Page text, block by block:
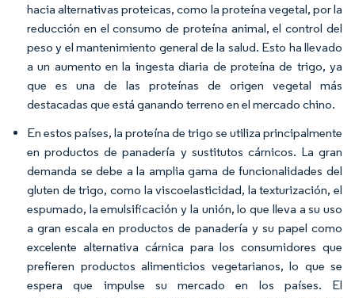
hacia alternativas proteicas, como la proteína vegetal, por la
reducción en el consumo de proteína animal, el control del
peso y el mantenimiento general de la salud. Esto ha llevado
a un aumento en la ingesta diaria de proteína de trigo, ya
que es una de las proteínas de origen vegetal más
destacadas que está ganando terreno en el mercado chino.
En estos países, la proteína de trigo se utiliza principalmente
en productos de panadería y sustitutos cárnicos. La gran
demanda se debe a la amplia gama de funcionalidades del
gluten de trigo, como la viscoelasticidad, la texturización, el
espumado, la emulsificación y la unión, lo que lleva a su uso
a gran escala en productos de panadería y su papel como
excelente alternativa cárnica para los consumidores que
prefieren productos alimenticios vegetarianos, lo que se
espera que impulse su mercado en los países. El